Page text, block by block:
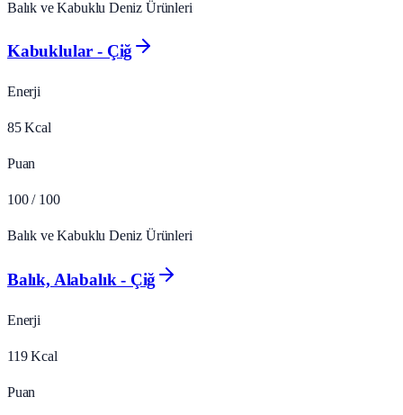
Balık ve Kabuklu Deniz Ürünleri
Kabuklular - Çiğ
Enerji
85 Kcal
Puan
100 / 100
Balık ve Kabuklu Deniz Ürünleri
Balık, Alabalık - Çiğ
Enerji
119 Kcal
Puan